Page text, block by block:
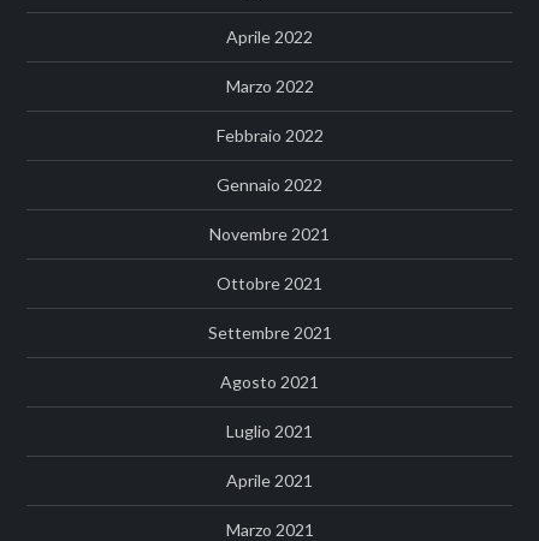
Aprile 2022
Marzo 2022
Febbraio 2022
Gennaio 2022
Novembre 2021
Ottobre 2021
Settembre 2021
Agosto 2021
Luglio 2021
Aprile 2021
Marzo 2021